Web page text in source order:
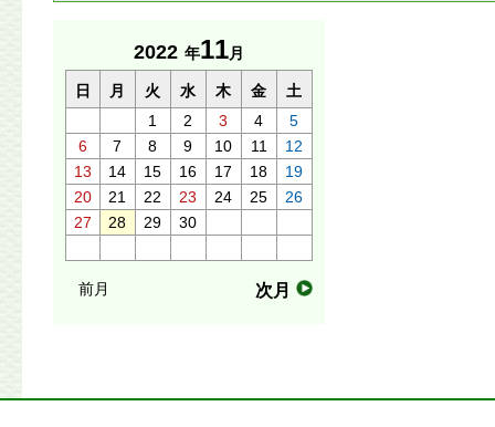
2022 年11月
日 月 火 水 木 金
土
1
2 3 4
5
6
7 8 9 10 11
12
13
14 15 16 17 18
19
20
21 22 23 24 25
26
27
28 29 30
前月 次月